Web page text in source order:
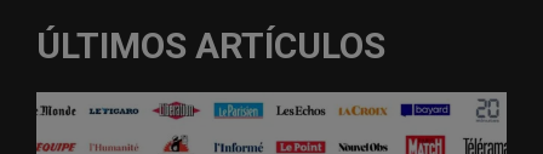
ÚLTIMOS ARTÍCULOS